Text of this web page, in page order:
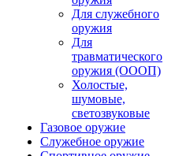
Для служебного
оружия
Для
травматического
оружия (ОООП)
Холостые,
шумовые,
светозвуковые
Газовое оружие
Служебное оружие